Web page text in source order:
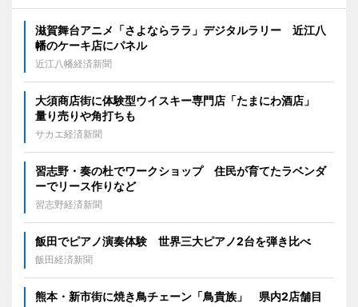
滋賀舞台アニメ「さよならララ」デジタルラリー 近江八
幡のケーキ店にパネル
近江八幡経済新聞
大須商店街に体験型ウイスキー専門店「たまにわ酒店」
量り売りや角打ちも
サカエ経済新聞
習志野・奏の杜でワークショップ 住民が育てたラベンダ
ーでリース作りなど
習志野経済新聞
飯田でピアノ演奏体験 世界三大ピアノ2台を弾き比べ
飯田経済新聞
熊本・新市街に焼き鳥チェーン「鳥貴族」 県内2店舗目